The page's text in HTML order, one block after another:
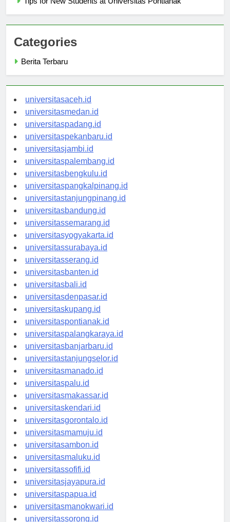
Categories
universitasaceh.id
universitasmedan.id
universitaspadang.id
universitaspekanbaru.id
universitasjambi.id
universitaspalembang.id
universitasbengkulu.id
universitaspangkalpinang.id
universitastanjungpinang.id
universitasbandung.id
universitassemarang.id
universitasyogyakarta.id
universitassurabaya.id
universitasserang.id
universitasbanten.id
universitasbali.id
universitasdenpasar.id
universitaskupang.id
universitaspontianak.id
universitaspalangkaraya.id
universitasbanjarbaru.id
universitastanjungselor.id
universitasmanado.id
universitaspalu.id
universitasmakassar.id
universitaskendari.id
universitasgorontalo.id
universitasmamuju.id
universitasambon.id
universitasmaluku.id
universitassofifi.id
universitasjayapura.id
universitaspapua.id
universitasmanokwari.id